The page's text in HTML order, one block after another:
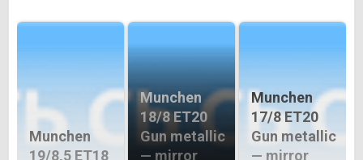
Munchen
19/8,5 ET18
Munchen
18/8 ET20
Gun metallic
— mirror
Munchen
17/8 ET20
Gun metallic
— mirror